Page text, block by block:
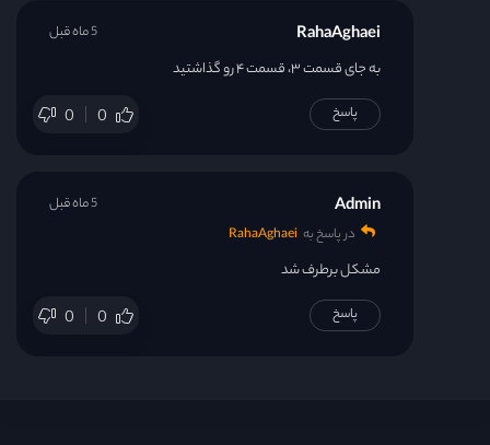
RahaAghaei
به جای قسمت ۳، قسمت ۴ رو گذاشتید
0 0
5 ماه قبل
پاسخ
Admin
در پاسخ به RahaAghaei
مشکل برطرف شد
0 0
5 ماه قبل
پاسخ